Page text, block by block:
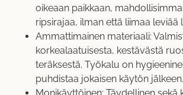
oikeaan paikkaan,
ripsirajaa, ilman että liimaa leviää
Ammattimainen materiaali:
korkealaatuisesta, kestävästä
teräksestä. Työkalu on
puhdistaa jokaisen käytön jälkeen.